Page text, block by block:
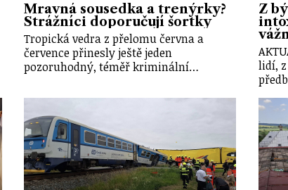
Mravná sousedka a trenýrky?
Strážníci doporučují šortky
Tropická vedra z přelomu června a
července přinesly ještě jeden
pozoruhodný, téměř kriminální…
Z
lidí,